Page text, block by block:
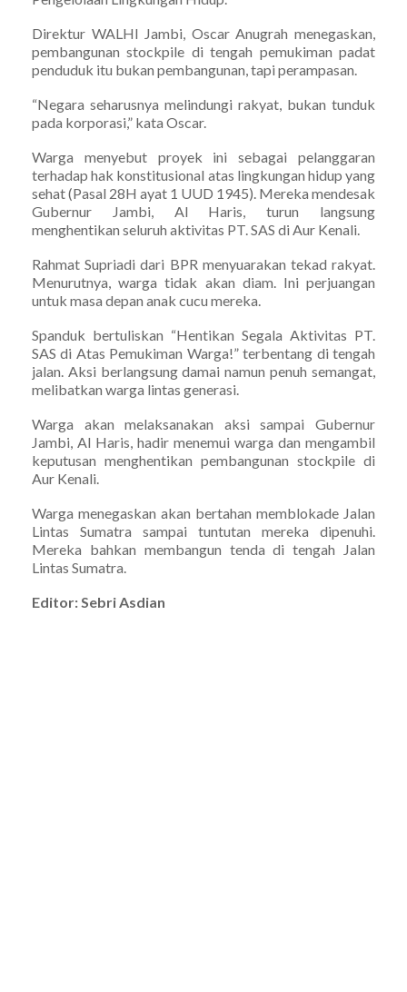
Direktur WALHI Jambi, Oscar Anugrah menegaskan,
pembangunan stockpile di tengah pemukiman padat
penduduk itu bukan pembangunan, tapi perampasan.
“Negara seharusnya melindungi rakyat, bukan tunduk
pada korporasi,” kata Oscar.
Warga menyebut proyek ini sebagai pelanggaran
terhadap hak konstitusional atas lingkungan hidup yang
sehat (Pasal 28H ayat 1 UUD 1945). Mereka mendesak
Gubernur Jambi, Al Haris, turun langsung
menghentikan seluruh aktivitas PT. SAS di Aur Kenali.
Rahmat Supriadi dari BPR menyuarakan tekad rakyat.
Menurutnya, warga tidak akan diam. Ini perjuangan
untuk masa depan anak cucu mereka.
Spanduk bertuliskan “Hentikan Segala Aktivitas PT.
SAS di Atas Pemukiman Warga!” terbentang di tengah
jalan. Aksi berlangsung damai namun penuh semangat,
melibatkan warga lintas generasi.
Warga akan melaksanakan aksi sampai Gubernur
Jambi, Al Haris, hadir menemui warga dan mengambil
keputusan menghentikan pembangunan stockpile di
Aur Kenali.
Warga menegaskan akan bertahan memblokade Jalan
Lintas Sumatra sampai tuntutan mereka dipenuhi.
Mereka bahkan membangun tenda di tengah Jalan
Lintas Sumatra.
Editor: Sebri Asdian